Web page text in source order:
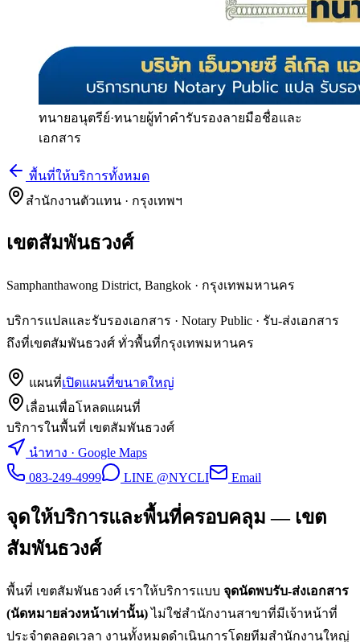
ทนายอนุตรีย์·ทนายผู้ทำคำรับรองลายมือชื่อและ
เอกสาร
พื้นที่ให้บริการทั้งหมด
สำนักงานตัวแทน · กรุงเทพฯ
เขตสัมพันธวงศ์
Samphanthawong District, Bangkok · กรุงเทพมหานคร
บริการแปลและรับรองเอกสาร · Notary Public · รับ-ส่งเอกสาร
ถึงที่เขตสัมพันธวงศ์ ทั่วพื้นที่กรุงเทพมหานคร
แผนที่เปิดแผนที่ขนาดใหญ่
เลื่อนเพื่อโหลดแผนที่
บริการในพื้นที่ เขตสัมพันธวงศ์
นำทาง · Google Maps
083-249-4999
LINE @NYCLI Email
จุดให้บริการและพื้นที่ครอบคลุม — เขต
สัมพันธวงศ์
พื้นที่ เขตสัมพันธวงศ์ เราให้บริการแบบ จุดนัดพบรับ-ส่งเอกสาร
(นัดหมายล่วงหน้าเท่านั้น) ไม่ใช่สำนักงานสาขาที่มีเจ้าหน้าที่
ประจำตลอดเวลา งานทั้งหมดดำเนินการโดยทีมสำนักงานใหญ่